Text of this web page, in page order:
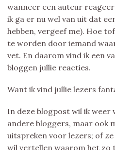
wanneer een auteur
ik ga er nu wel van uit dat
hebben, vergeef me). Hoe
te worden door iemand
vet. En daarom vind ik een
bloggen jullie reacties.
Want ik vind jullie lezers
In deze blogpost wil ik weer
andere bloggers, maar ook
uitspreken voor lezers; of
wil vertellen waarom het zo